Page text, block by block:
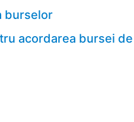
burselor
acordarea bursei